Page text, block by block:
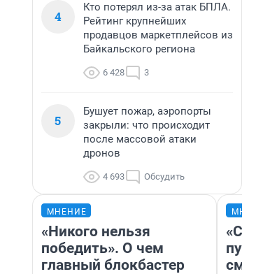
4
Кто потерял из-за атак БПЛА.
Рейтинг крупнейших
продавцов маркетплейсов из
Байкальского региона
6 428 3
5
Бушует пожар, аэропорты
закрыли: что происходит
после массовой атаки
дронов
4 693 Обсудить
МНЕНИЕ
«Никого нельзя
победить». О чем
главный блокбастер